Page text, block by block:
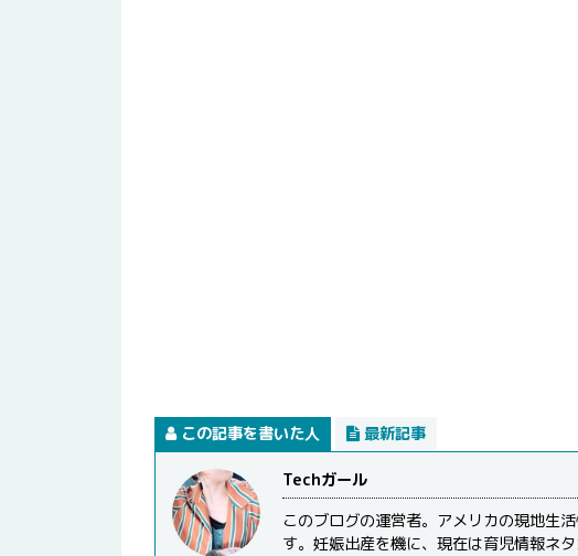
この記事を書いた人 最新記事
Techガール
このブログの運営者。アメリカの現地生
す。妊娠出産を機に、現在は育児情報ネタ